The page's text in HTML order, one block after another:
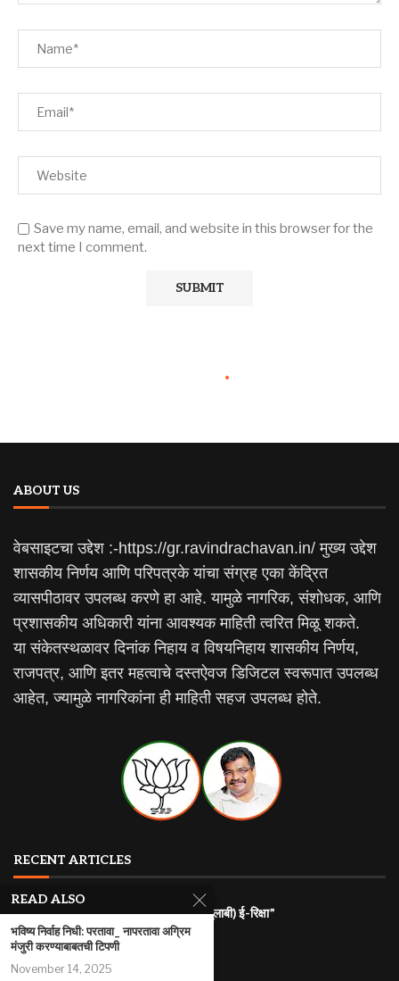
Save my name, email, and website in this browser for the
next time I comment.
ABOUT US
वेबसाइटचा उद्देश :-https://gr.ravindrachavan.in/ मुख्य उद्देश
शासकीय निर्णय आणि परिपत्रके यांचा संग्रह एका केंद्रित
व्यासपीठावर उपलब्ध करणे हा आहे. यामुळे नागरिक, संशोधक, आणि
प्रशासकीय अधिकारी यांना आवश्यक माहिती त्वरित मिळू शकते.
या संकेतस्थळावर दिनांक निहाय व विषयनिहाय शासकीय निर्णय,
राजपत्र, आणि इतर महत्वाचे दस्तऐवज डिजिटल स्वरूपात उपलब्ध
आहेत, ज्यामुळे नागरिकांना ही माहिती सहज उपलब्ध होते.
RECENT ARTICLES
राज्यातील गरजू महिलांना रोजगारासाठी “पिंक (गुलाबी) ई-रिक्षा”
July 31, 2026
महाराष्ट्र इलेक्ट्रिक वाहन धोरण
READ ALSO
भविष्य निर्वाह निधी: परतावा_ नापरतावा अग्रिम
मंजुरी करण्याबाबतची टिपणी
November 14, 2025